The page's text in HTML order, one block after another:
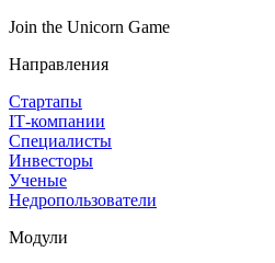
Join the Unicorn Game
Направления
Стартапы
IT‑компании
Специалисты
Инвесторы
Ученые
Недропользователи
Модули